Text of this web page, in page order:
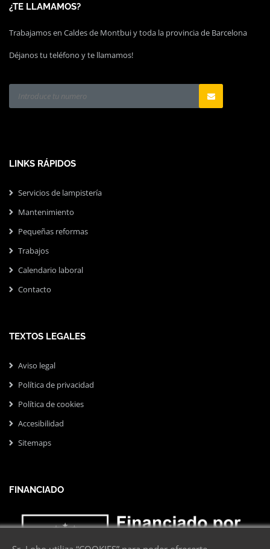
¿TE LLAMAMOS?
Trabajamos en Caldes de Montbui y toda la provincia de Barcelona
Déjanos tu teléfono y te llamamos!
LINKS RÁPIDOS
Servicios de lampistería
Mantenimiento
Pequeñas reformas
Trabajos
Calendario laboral
Contacto
TEXTOS LEGALES
Aviso legal
Política de privacidad
Política de cookies
Accesibilidad
Sitemaps
FINANCIADO